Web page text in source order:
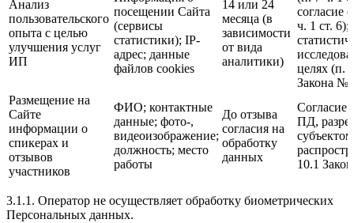
Анализ
пользовательского
опыта с целью
улучшения услуг
ИП
посещении Сайта
(сервисы
статистики); IP-
адрес; данные
файлов cookies
14 или 24
месяца (в
зависимости
от вида
аналитики)
согласие
ч. 1 ст. 6);
целях (п.
Закона №
Размещение на
Сайте
информации о
спикерах и
отзывов
участников
ФИО; контактные
данные; фото-,
видеоизображение;
должность; место
работы
До отзыва
согласия на
обработку
данных
Согласие
ПД,
10.1
3.1.1. Оператор не осуществляет обработку биометрических
Персональных данных.